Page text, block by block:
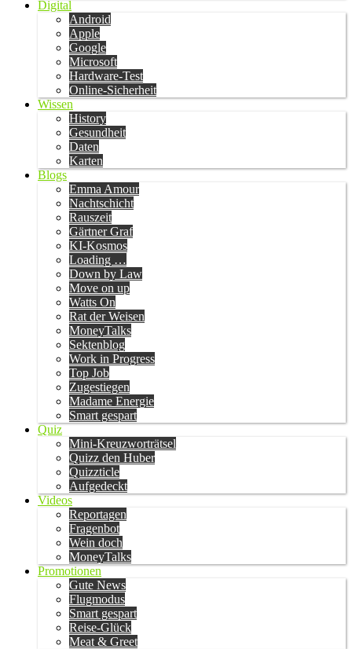
Digital
Android
Apple
Google
Microsoft
Hardware-Test
Online-Sicherheit
Wissen
History
Gesundheit
Daten
Karten
Blogs
Emma Amour
Nachtschicht
Rauszeit
Gärtner Graf
KI-Kosmos
Loading …
Down by Law
Move on up
Watts On
Rat der Weisen
MoneyTalks
Sektenblog
Work in Progress
Top Job
Zugestiegen
Madame Energie
Smart gespart
Quiz
Mini-Kreuzworträtsel
Quizz den Huber
Quizzticle
Aufgedeckt
Videos
Reportagen
Fragenbot
Wein doch
MoneyTalks
Promotionen
Gute News
Flugmodus
Smart gespart
Reise-Glück
Meat & Greet